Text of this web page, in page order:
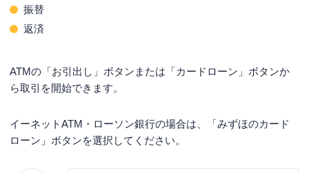
振替
返済
ATMの「お引出し」ボタンまたは「カードローン」ボタンか
ら取引を開始できます。
イーネットATM・ローソン銀行の場合は、「みずほのカード
ローン」ボタンを選択してください。